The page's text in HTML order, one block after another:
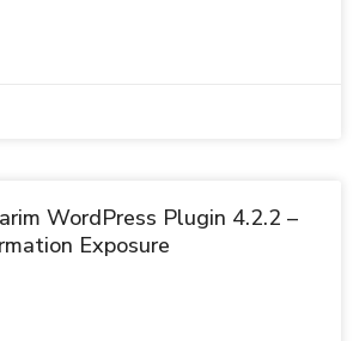
WordPress Plugin 4.2.2 –
Exposure